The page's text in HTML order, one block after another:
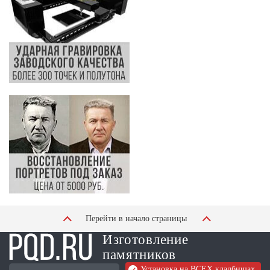
Перейти в начало страницы
Изготовление
памятников